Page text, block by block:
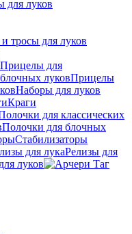
тросы для луков
Прицелы для
Прицелы
Наборы для луков
Краги
для классических
Полочки для блочных
Стабилизаторы
Релизы для
луков